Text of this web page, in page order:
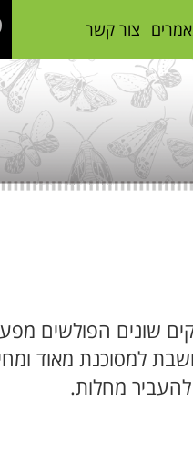
צור קשר
שונים הפולשים
למסוכנת מאוד
להעביר מחלות.